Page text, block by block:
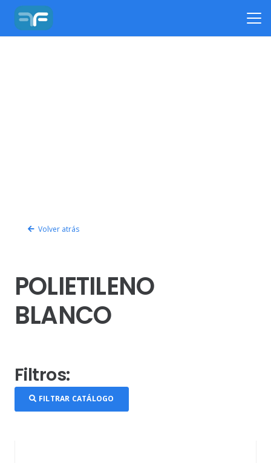
Volver atrás
POLIETILENO
BLANCO
Filtros:
FILTRAR CATÁLOGO